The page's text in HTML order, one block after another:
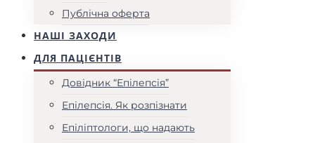
Публічна оферта
НАШІ ЗАХОДИ
ДЛЯ ПАЦІЄНТІВ
Довідник “Епілепсія”
Епілепсія. Як розпізнати
Епіліптологи, що надають